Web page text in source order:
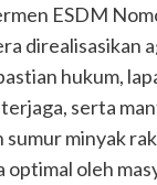
ESDM
direalisasikan
hukum,
serta
sumur minyak
optimal oleh